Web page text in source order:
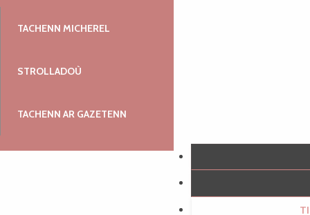
TACHENN MICHEREL
STROLLADOÙ
TACHENN AR GAZETENN